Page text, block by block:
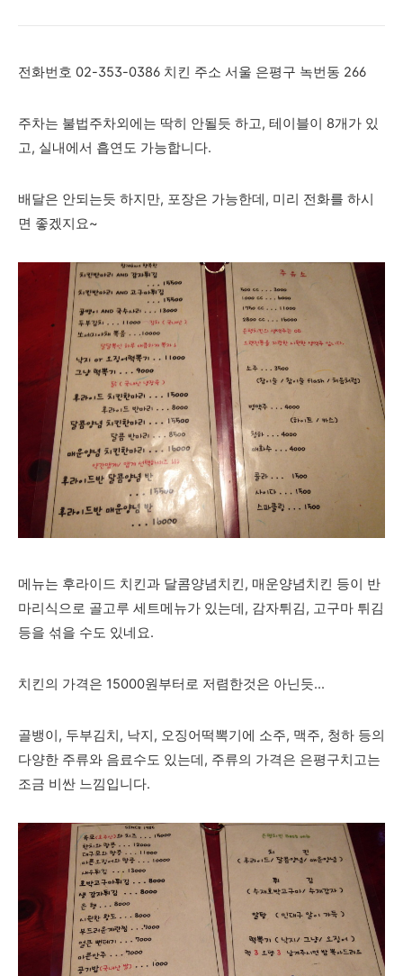
전화번호 02-353-0386 치킨 주소 서울 은평구 녹번동 266
주차는 불법주차외에는 딱히 안될듯 하고, 테이블이 8개가 있
고, 실내에서 흡연도 가능합니다.
배달은 안되는듯 하지만, 포장은 가능한데, 미리 전화를 하시
면 좋겠지요~
메뉴는 후라이드 치킨과 달콤양념치킨, 매운양념치킨 등이 반
마리식으로 골고루 세트메뉴가 있는데, 감자튀김, 고구마 튀김
등을 섞을 수도 있네요.
치킨의 가격은 15000원부터로 저렴한것은 아닌듯...
골뱅이, 두부김치, 낙지, 오징어떡뽁기에 소주, 맥주, 청하 등의
다양한 주류와 음료수도 있는데, 주류의 가격은 은평구치고는
조금 비싼 느낌입니다.